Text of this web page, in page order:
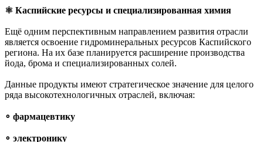
⚛︎ Каспийские ресурсы и специализированная химия
Ещё одним перспективным направлением развития отрасли
является освоение гидроминеральных ресурсов Каспийского
региона. На их базе планируется расширение производства
йода, брома и специализированных солей.
Данные продукты имеют стратегическое значение для целого
ряда высокотехнологичных отраслей, включая:
∘ фармацевтику
∘ электронику